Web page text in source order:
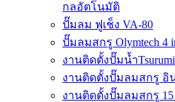
กลอัตโนมัติ
ปั๊มลม ฟูเช็ง VA-80
ปั๊มลมสกรู Olymtech 4
งานติดตั้งปั๊มน้ำ
งานติดตั้งปั๊มลมสกรู อิน
งานติดตั้งปั๊มลมสกรู 15